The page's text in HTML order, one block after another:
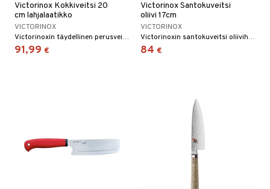
Victorinox Kokkiveitsi 20
cm lahjalaatikko
VICTORINOX
Victorinoxin täydellinen perusveitsi keittiöön.
91,99 €
Victorinox Santokuveitsi
oliivi 17cm
VICTORINOX
Victorinoxin santokuveitsi oliivihiotulla kahvalla.
84 €